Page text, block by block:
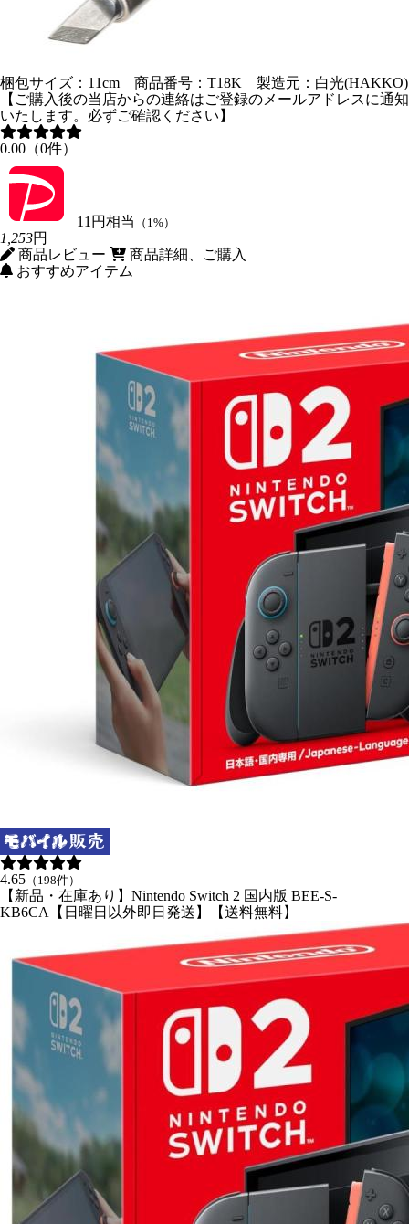
梱包サイズ：11cm 商品番号：T18K 製造元：白光(HAKKO)
【ご購入後の当店からの連絡はご登録のメールアドレスに通知
いたします。必ずご確認ください】
0.00（0件）
11円相当 （1%）
1,253円
商品レビュー
商品詳細、ご購入
おすすめアイテム
4.65 （198件）
【新品・在庫あり】Nintendo Switch 2 国内版 BEE-S-
KB6CA【日曜日以外即日発送】【送料無料】